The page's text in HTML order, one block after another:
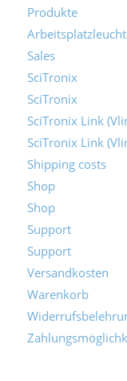
Produkte
Sales
SciTronix
SciTronix
SciTronix Link
SciTronix Link
Shipping costs
Shop
Shop
Support
Support
Versandkosten
Warenkorb